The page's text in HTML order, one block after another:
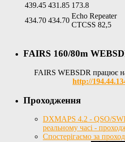
439.45 431.85 173.8
434.70 434.70
Echo Repeater
CTCSS 82,5
FAIRS 160/80m
FAIRS WEBSDR працює
http://
Проходження
DXMAPS 4.2 - QSO/
реальному часі -
Спостерігаємо за